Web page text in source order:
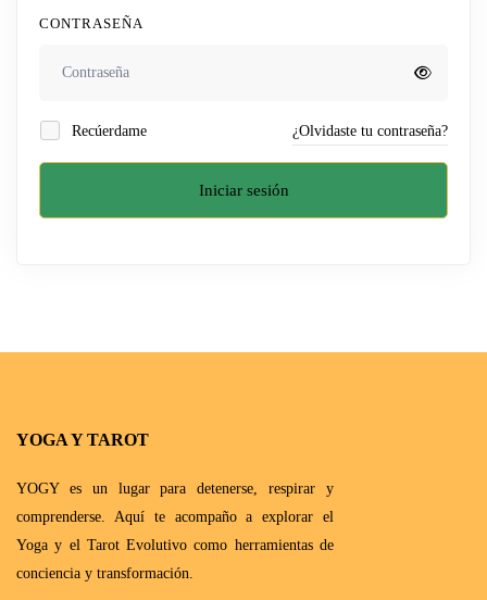
CONTRASEÑA
Recúerdame ¿Olvidaste tu contraseña?
Iniciar sesión
YOGA Y TAROT
YOGY es un lugar para detenerse, respirar y
comprenderse. Aquí te acompaño a explorar el
Yoga y el Tarot Evolutivo como herramientas de
conciencia y transformación.